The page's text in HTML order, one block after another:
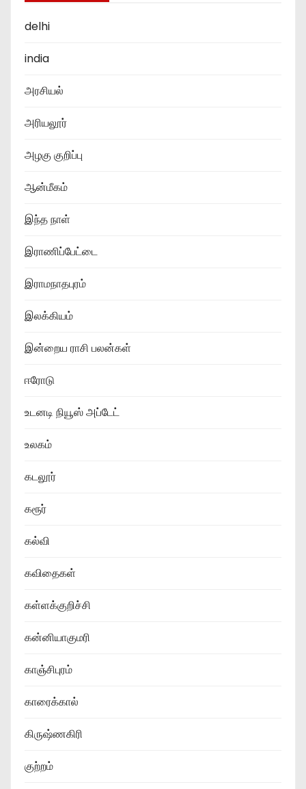
delhi
india
அரசியல்
அரியலூர்
அழகு குறிப்பு
ஆன்மீகம்
இந்த நாள்
இராணிப்பேட்டை
இராமநாதபுரம்
இலக்கியம்
இன்றைய ராசி பலன்கள்
ஈரோடு
உடனடி நியூஸ் அப்டேட்
உலகம்
கடலூர்
கரூர்
கல்வி
கவிதைகள்
கள்ளக்குறிச்சி
கன்னியாகுமரி
காஞ்சிபுரம்
காரைக்கால்
கிருஷ்ணகிரி
குற்றம்